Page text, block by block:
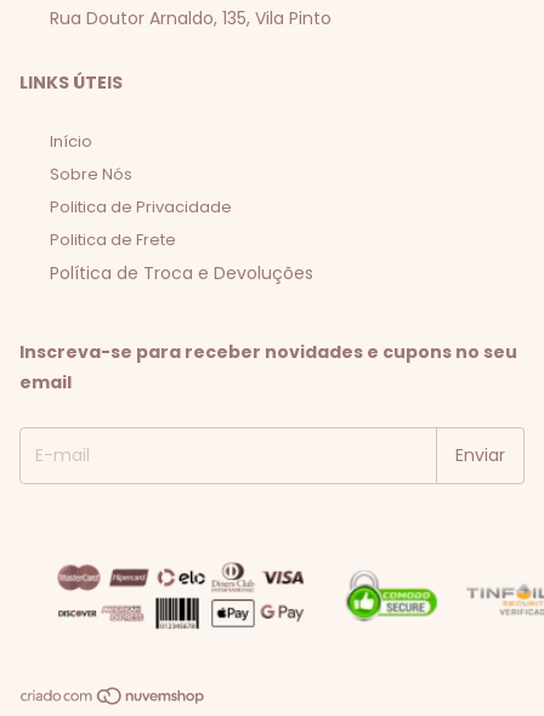
Rua Doutor Arnaldo, 135, Vila Pinto
LINKS ÚTEIS
Início
Sobre Nós
Politica de Privacidade
Politica de Frete
Política de Troca e Devoluções
Inscreva-se para receber novidades e cupons no seu
email